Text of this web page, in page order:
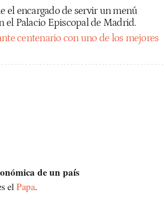
el encargado de servir un menú
el Palacio Episcopal de Madrid.
centenario con uno de los mejores
de un país
el Papa.